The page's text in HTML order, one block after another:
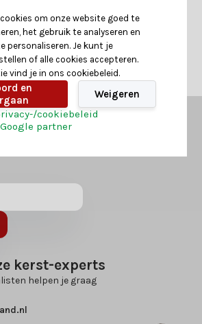
Neem contact op
jouw mailbox?
kerst-experts
helpen je graag
om onze website goed te
het gebruik te analyseren en
personaliseren. Je kunt je
of alle cookies accepteren.
vind je in ons cookiebeleid.
en
Weigeren
cookiebeleid
partner